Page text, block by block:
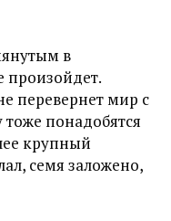
в
произойдет.
перевернет мир с
понадобятся
крупный
семя заложено,